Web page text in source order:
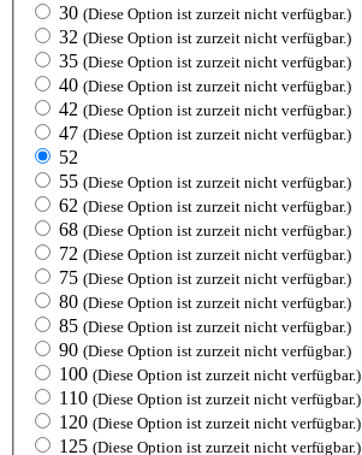
30 (Diese Option ist zurzeit nicht verfügbar.)
32 (Diese Option ist zurzeit nicht verfügbar.)
35 (Diese Option ist zurzeit nicht verfügbar.)
40 (Diese Option ist zurzeit nicht verfügbar.)
42 (Diese Option ist zurzeit nicht verfügbar.)
47 (Diese Option ist zurzeit nicht verfügbar.)
52
55 (Diese Option ist zurzeit nicht verfügbar.)
62 (Diese Option ist zurzeit nicht verfügbar.)
68 (Diese Option ist zurzeit nicht verfügbar.)
72 (Diese Option ist zurzeit nicht verfügbar.)
75 (Diese Option ist zurzeit nicht verfügbar.)
80 (Diese Option ist zurzeit nicht verfügbar.)
85 (Diese Option ist zurzeit nicht verfügbar.)
90 (Diese Option ist zurzeit nicht verfügbar.)
100 (Diese Option ist zurzeit nicht verfügbar.)
110 (Diese Option ist zurzeit nicht verfügbar.)
120 (Diese Option ist zurzeit nicht verfügbar.)
125 (Diese Option ist zurzeit nicht verfügbar.)